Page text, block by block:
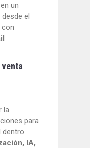
un
el
con
venta
la
para
dentro
IA,